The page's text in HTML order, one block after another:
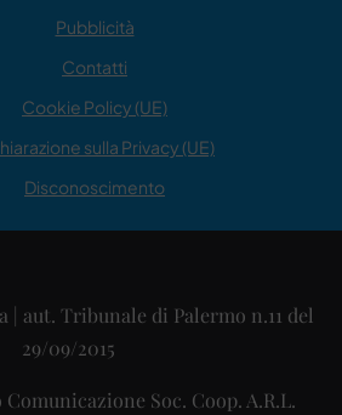
Pubblicità
Contatti
Cookie Policy (UE)
sulla Privacy (UE)
Disconoscimento
aut. Tribunale di Palermo n.11 del
29/09/2015
Soc. Coop. A.R.L.